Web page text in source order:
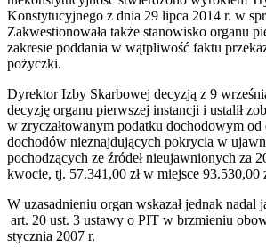
Konstytucyjnego z dnia 29 lipca 2014 r. w
Zakwestionowała także stanowisko organu
zakresie poddania w wątpliwość faktu
pożyczki.
Dyrektor Izby Skarbowej decyzją z 9
decyzję organu pierwszej instancji i ustalił
w zryczałtowanym podatku dochodowym
dochodów nieznajdujących pokrycia w
pochodzących ze źródeł nieujawnionych za
kwocie, tj. 57.341,00 zł w miejsce 93.530,00
W uzasadnieniu organ wskazał jednak nadal
art. 20 ust. 3 ustawy o PIT w brzmieniu
stycznia 2007 r.